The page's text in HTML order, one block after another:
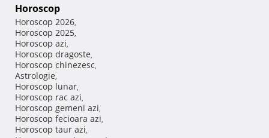
Horoscop
Horoscop 2026,
Horoscop 2025,
Horoscop azi,
Horoscop dragoste,
Horoscop chinezesc,
Astrologie,
Horoscop lunar,
Horoscop rac azi,
Horoscop gemeni azi,
Horoscop fecioara azi,
Horoscop taur azi,